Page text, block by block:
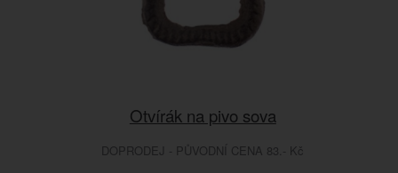
Otvírák na pivo sova
DOPRODEJ - PŮVODNÍ CENA 83.- Kč